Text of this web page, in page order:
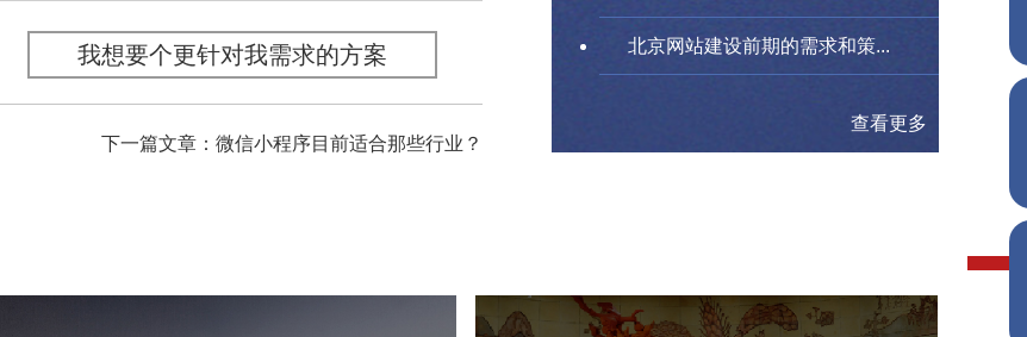
我想要个更针对我需求的方案
下一篇文章：微信小程序目前适合那些行业？
北京网站建设前期的需求和策...
查看更多